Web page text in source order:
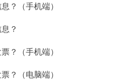
北京
？（手机端）
？
？（手机端）
？（电脑端）